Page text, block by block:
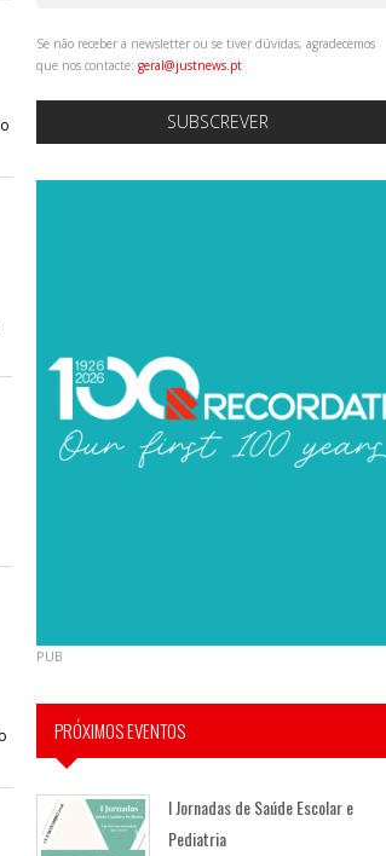
Se não receber a newsletter ou se tiver dúvidas, agradecemos
que nos contacte: geral@justnews.pt
SUBSCREVER
PUB
PRÓXIMOS EVENTOS
I Jornadas de Saúde Escolar e
Pediatria